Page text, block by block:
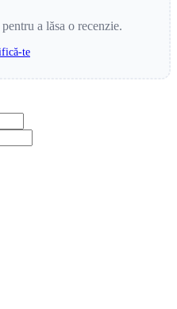
a lăsa o recenzie.
te